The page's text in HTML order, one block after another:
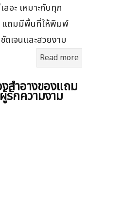
ลอะ เหมาะกับทุก
แถมมีพื้นที่ให้พิมพ์
ดเจนและสวยงาม
Read more
งสําอางของแถม
รักความงาม